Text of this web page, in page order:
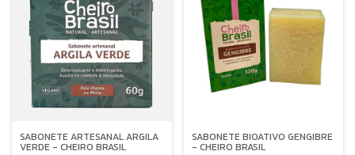
SABONETE ARTESANAL ARGILA
VERDE - CHEIRO BRASIL
SABONETE BIOATIVO GENGIBRE
- CHEIRO BRASIL